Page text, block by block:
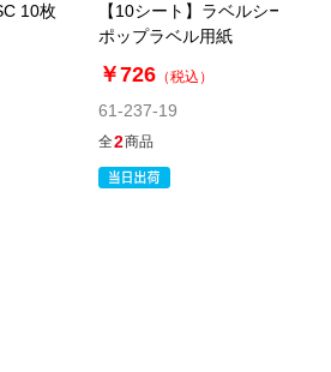
10枚
【10シート】ラベルシール
ポップラベル用紙
￥726 （税込）
61-237-19
全2商品